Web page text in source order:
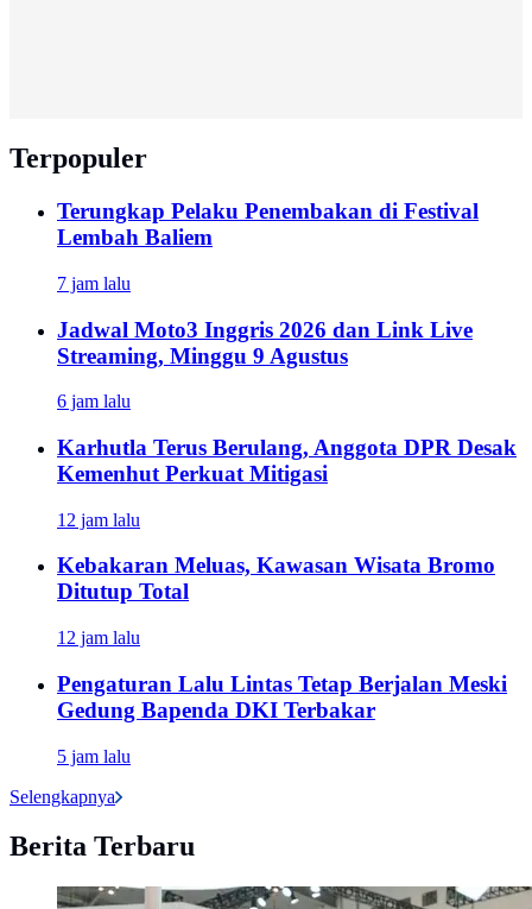
Terpopuler
Terungkap Pelaku Penembakan di Festival
Lembah Baliem
7 jam lalu
Jadwal Moto3 Inggris 2026 dan Link Live
Streaming, Minggu 9 Agustus
6 jam lalu
Karhutla Terus Berulang, Anggota DPR Desak
Kemenhut Perkuat Mitigasi
12 jam lalu
Kebakaran Meluas, Kawasan Wisata Bromo
Ditutup Total
12 jam lalu
Pengaturan Lalu Lintas Tetap Berjalan Meski
Gedung Bapenda DKI Terbakar
5 jam lalu
Selengkapnya
Berita Terbaru